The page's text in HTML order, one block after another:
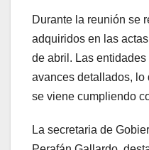
Durante la reunión se
adquiridos en las
de abril. Las
avances detallados, lo
se viene cumpliendo
La secretaria de